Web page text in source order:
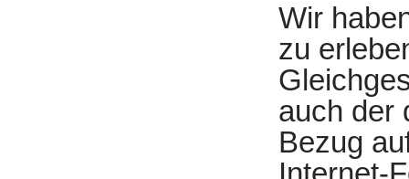
Wir
zu
auch der
Bezug